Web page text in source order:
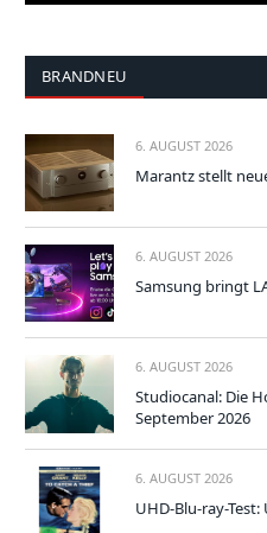
BRANDNEU
6. AUGUST 2026
Marantz stellt
6. AUGUST 2026
Samsung bringt
6. AUGUST 2026
Studiocanal: Die
September 2026
6. AUGUST 2026
UHD-Blu-ray-